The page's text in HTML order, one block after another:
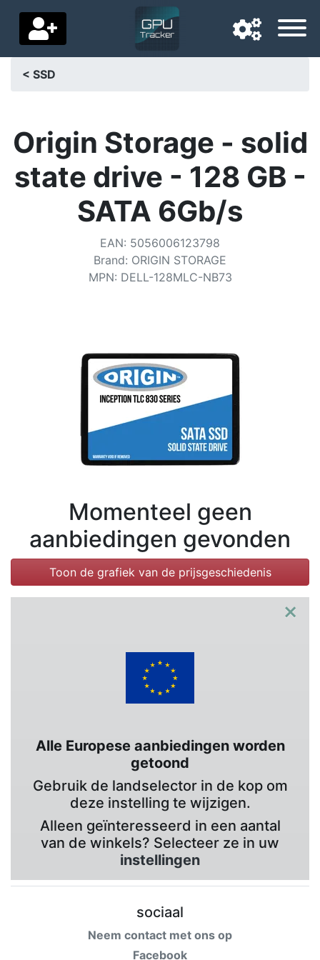
Favoriete bezorgland
Startpagina
Instellingen
Categorieën
< SSD
Origin Storage - solid
state drive - 128 GB -
SATA 6Gb/s
EAN: 5056006123798
Brand: ORIGIN STORAGE
MPN: DELL-128MLC-NB73
Momenteel geen
aanbiedingen gevonden
Toon de grafiek van de prijsgeschiedenis
×
Alle Europese aanbiedingen worden
getoond
Gebruik de landselector in de kop om
deze instelling te wijzigen.
Alleen geïnteresseerd in een aantal
van de winkels? Selecteer ze in uw
instellingen
sociaal
Neem contact met ons op
Facebook